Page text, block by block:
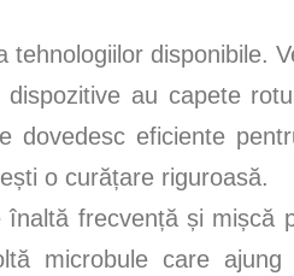
disponibile.
dispozitive au capete
dovedesc eficiente
o curățare riguroasă.
înaltă frecvență și mișcă
microbule care